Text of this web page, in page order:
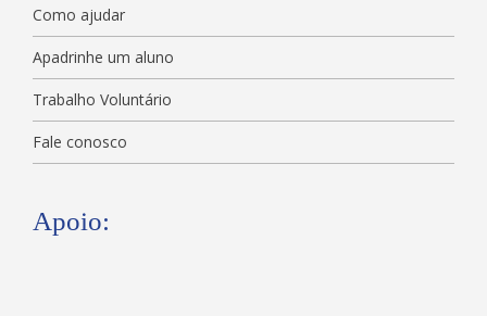
Como ajudar
Apadrinhe um aluno
Trabalho Voluntário
Fale conosco
Apoio: